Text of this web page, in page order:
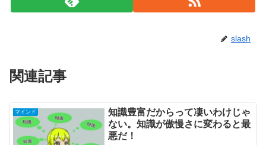
slash
関連記事
マインド
知識豊富だからって凄いわけじゃ
ない。知識が傲慢さに変わると最
悪だ！